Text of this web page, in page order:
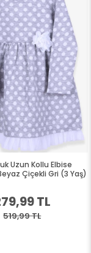
Kız Çocuk Uzun Kollu
Nakışlı Gri Melanj
249,99